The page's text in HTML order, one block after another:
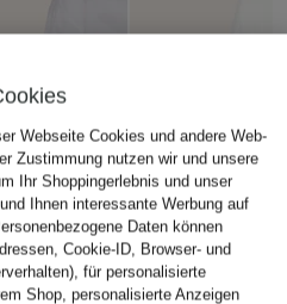
Webseite Cookies und andere Web-
Zustimmung nutzen wir und unsere
Ihr Shoppingerlebnis und unser
Ihnen interessante Werbung auf
Daten können
Cookie-ID, Browser- und
für personalisierte
Shop, personalisierte Anzeigen